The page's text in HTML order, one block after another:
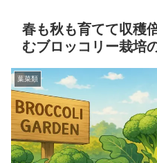
春も秋も育てて収穫
むブロッコリー栽培
葉菜類